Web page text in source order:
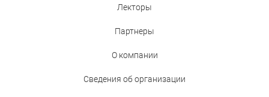
Лекторы
Партнеры
О компании
Сведения об организации